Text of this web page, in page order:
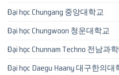
Đại học Chungang 중앙대학교
Đại học Chungwoon 청운대학교
Đại học Chunnam Techno 전남과
Đại học Daegu Haany 대구한의대